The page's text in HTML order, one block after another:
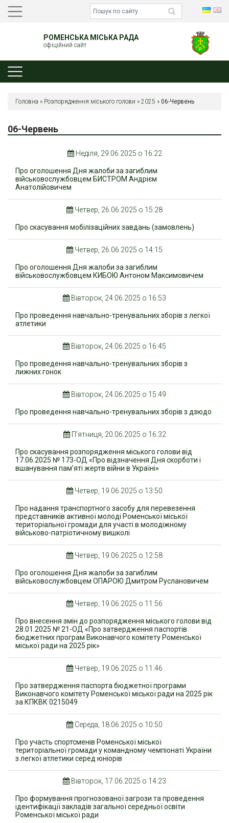
РОМЕНСЬКА МІСЬКА РАДА
офіційний сайт
Головна » Розпорядження міського голови » 2025 » 06-Червень
06-Червень
Неділя, 29.06.2025 о 16:22
Про оголошення Дня жалоби за загиблим
військовослужбовцем БИСТРОМ Андрієм
Анатолійовичем
Четвер, 26.06.2025 о 15:28
Про скасування мобілізаційних завдань (замовлень)
Четвер, 26.06.2025 о 14:15
Про оголошення Дня жалоби за загиблим
військовослужбовцем КИБОЮ Антоном Максимовичем
Вівторок, 24.06.2025 о 16:53
Про проведення навчально-тренувальних зборів з легкої
атлетики
Вівторок, 24.06.2025 о 16:45
Про проведення навчально-тренувальних зборів з
лижних гонок
Вівторок, 24.06.2025 о 15:49
Про проведення навчально-тренувальних зборів з дзюдо
П’ятниця, 20.06.2025 о 16:32
Про скасування розпорядження міського голови від
17.06.2025 № 173-ОД «Про відзначення Дня скорботи і
вшанування пам’яті жертв війни в Україні»
Четвер, 19.06.2025 о 13:50
Про надання транспортного засобу для перевезення
представників активної молоді Роменської міської
територіальної громади для участі в молодіжному
військово-патріотичному вишколі
Четвер, 19.06.2025 о 12:58
Про оголошення Дня жалоби за загиблим
військовослужбовцем ОПАРОЮ Дмитром Руслановичем
Четвер, 19.06.2025 о 11:56
Про внесення змін до розпорядження міського голови від
28.01.2025 № 21-ОД «Про затвердження паспортів
бюджетних програм Виконавчого комітету Роменської
міської ради на 2025 рік»
Четвер, 19.06.2025 о 11:46
Про затвердження паспорта бюджетної програми
Виконавчого комітету Роменської міської ради на 2025 рік
за КПКВК 0215049
Середа, 18.06.2025 о 10:50
Про участь спортсменів Роменської міської
територіальної громади у командному чемпіонаті України
з легкої атлетики серед юніорів
Вівторок, 17.06.2025 о 14:23
Про формування прогнозованої загрози та проведення
ідентифікації закладів загальної середньої освіти
Роменської міської ради